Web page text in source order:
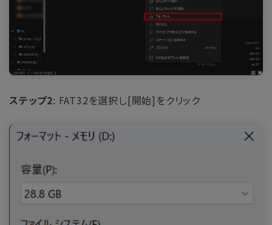
ステップ2: FAT32を選択し[開始]をクリック